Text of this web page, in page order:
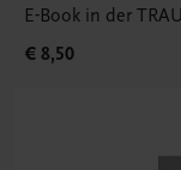
E-Book in der
€ 8,50